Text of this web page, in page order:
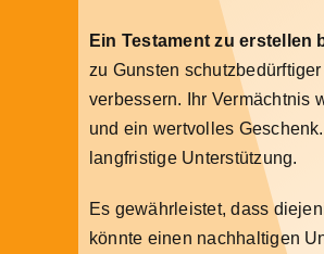
Ein Testament zu
zu Gunsten
verbessern. Ihr Vermächtnis
und ein wertvolles
langfristige Unterstützung.
Es gewährleistet, dass
könnte einen nachhaltigen